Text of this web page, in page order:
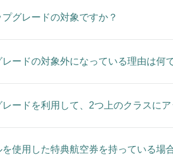
グレードの対象ですか？
ードの対象外になっている理由は何
ードを利用して、2つ上のクラスに
使用した特典航空券を持っている場